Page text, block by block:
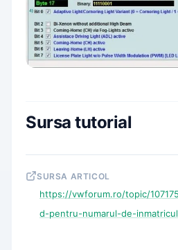
Sursa tutorial
SURSA ARTICOL
https://vwforum.ro/topic/
d-pentru-numarul-de-